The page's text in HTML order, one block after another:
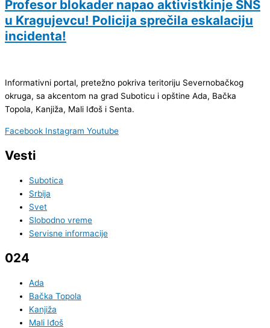
Profesor blokader napao aktivistkinje SNS
u Kragujevcu! Policija sprečila eskalaciju
incidenta!
Informativni portal, pretežno pokriva teritoriju Severnobačkog
okruga, sa akcentom na grad Suboticu i opštine Ada, Bačka
Topola, Kanjiža, Mali Iđoš i Senta.
Facebook Instagram Youtube
Vesti
Subotica
Srbija
Svet
Slobodno vreme
Servisne informacije
024
Ada
Bačka Topola
Kanjiža
Mali Iđoš